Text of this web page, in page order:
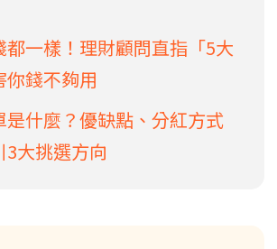
都一樣！理財顧問直指「5大
你錢不夠用
是什麼？優缺點、分紅方式
3大挑選方向